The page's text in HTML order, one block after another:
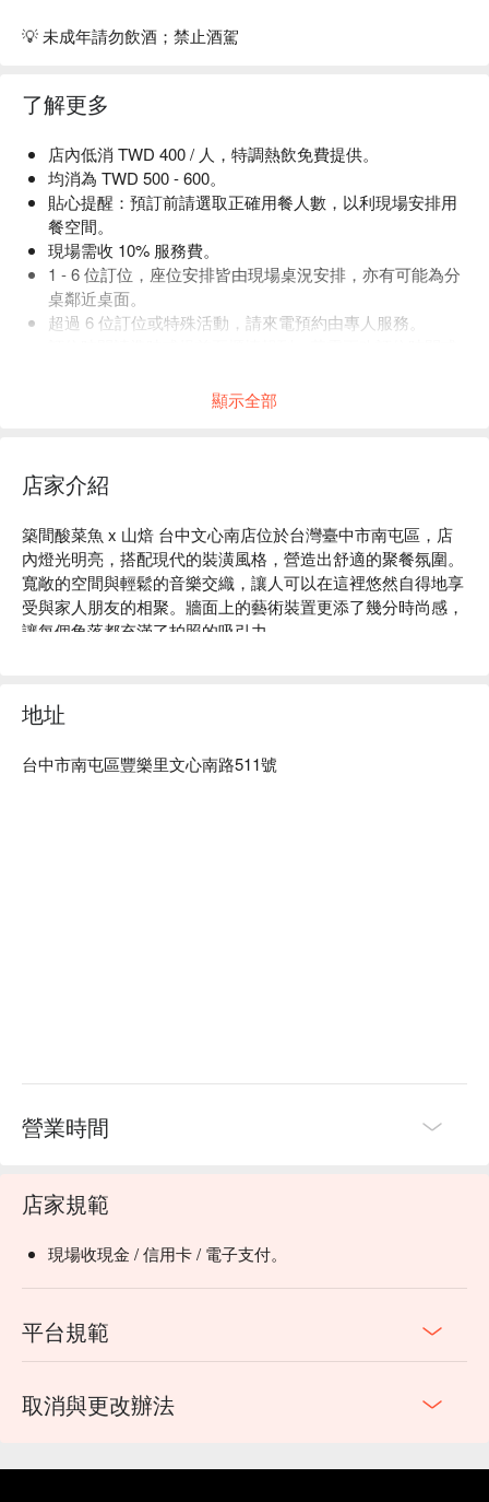
💡 未成年請勿飲酒；禁止酒駕
了解更多
店內低消 TWD 400 / 人，特調熱飲免費提供。
均消為 TWD 500 - 600。
貼心提醒：預訂前請選取正確用餐人數，以利現場安排用
餐空間。
現場需收 10% 服務費。
1 - 6 位訂位，座位安排皆由現場桌況安排，亦有可能為分
桌鄰近桌面。
超過 6 位訂位或特殊活動，請來電預約由專人服務。
顯示全部
店家介紹
築間酸菜魚 x 山焙 台中文心南店位於台灣臺中市南屯區，店
內燈光明亮，搭配現代的裝潢風格，營造出舒適的聚餐氛圍。
寬敞的空間與輕鬆的音樂交織，讓人可以在這裡悠然自得地享
受與家人朋友的相聚。牆面上的藝術裝置更添了幾分時尚感，
讓每個角落都充滿了拍照的吸引力。
魚成為提升聚會氛圍的完美催化劑。這些精緻的選擇使每一次
的用餐經驗都令人難以忘懷。
🤩 玩樂情報
【金閣芒果奶酪】芒果香甜，奶酪綿密細滑
【紐西蘭 Talley’s 冰淇淋】奶香濃厚，口感細膩滑順
【花魁仙釀奶茶】奶香濃郁，茶味甘醇，入口絲滑
地址
台中市南屯區豐樂里文心南路511號
營業時間
店家規範
現場收現金 / 信用卡 / 電子支付。
平台規範
取消與更改辦法